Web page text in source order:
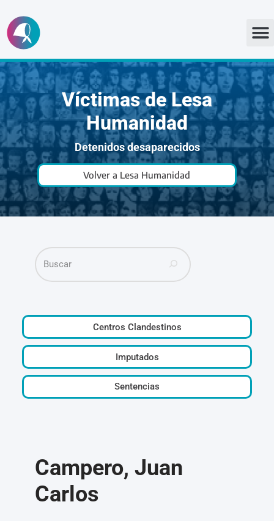
Ir
al
contenido
Víctimas de Lesa
Humanidad
Detenidos desaparecidos
Volver a Lesa Humanidad
Centros Clandestinos
Imputados
Sentencias
Campero, Juan
Carlos